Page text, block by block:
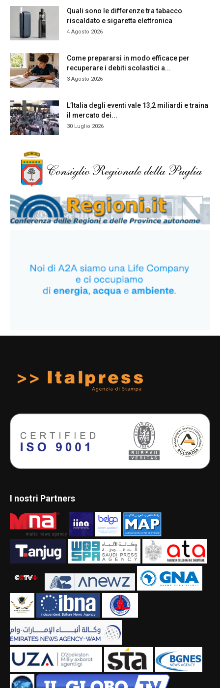
Quali sono le differenze tra tabacco
riscaldato e sigaretta elettronica
4 Agosto 2026
Come prepararsi in modo efficace per
recuperare i debiti scolastici a...
3 Agosto 2026
L’Italia degli eventi vale 13,2 miliardi e traina
il mercato dei...
30 Luglio 2026
I nostri Partners